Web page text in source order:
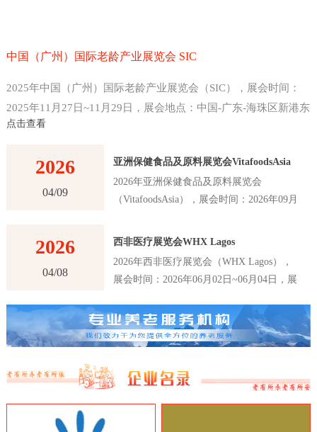
中国（广州）国际老龄产业展览会 SIC
2025年中国（广州）国际老龄产业展览会（SIC），展会时间：
2025年11月27日~11月29日，展会地点：中国-广东-海珠区新港东
路1000号-广州保利世贸博览馆，主办方：中国老龄产业协会 、
点击查看
2026
04/09
亚洲保健食品及原料展览会VitafoodsAsia
2026年亚洲保健食品及原料展览会
（VitafoodsAsia），展会时间：2026年09月
New Ratchadapisek Rd., Khlong Toei,
家会议中心（QSNCC），主办方：Informa
积：30000平米，参展观众：41000人，参展
商数量及参展品牌达到1120家。亚洲保健食
品及原料展览会VitafoodsAsia首届举办时间
展览会之一。展览会每年举办一次，为参展
商和观众提供了一个交流和合作的平台，以
2026
04/08
西非医疗展览会WHX Lagos
2026年西非医疗展览会（WHX Lagos），
展会时间：2026年06月02日~06月04日，展
Corporation Dr, Victoria Island 106104,
Annex, Lagos, 尼日利亚-拉各斯世博中心，
主办方：英富曼展览集团，举办周期：一年
16147人，参展商数量及参展品牌达到180
家。西非医疗展览会WHX Lagos是西非地